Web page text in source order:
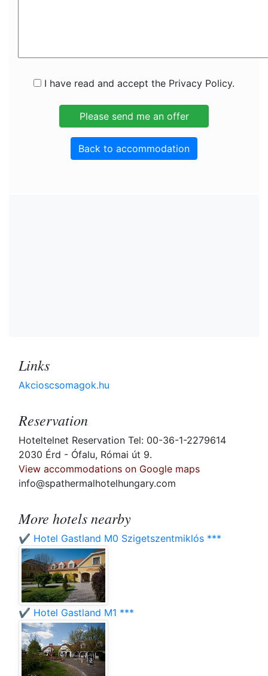
I have read and accept the Privacy Policy.
Back to accommodation
Links
Akcioscsomagok.hu
Reservation
Hoteltelnet Reservation Tel: 00-36-1-2279614
2030 Érd - Ófalu, Római út 9.
View accommodations on Google maps
info@spathermalhotelhungary.com
More hotels nearby
✔️ Hotel Gastland M0 Szigetszentmiklós ***
✔️ Hotel Gastland M1 ***